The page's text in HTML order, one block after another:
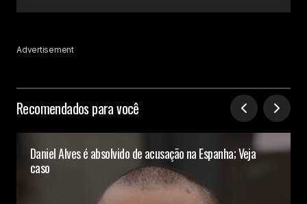
Advertisement
Recomendados para você
Daniel Alves é absolvido de acusação na Espanha; Veja
caso